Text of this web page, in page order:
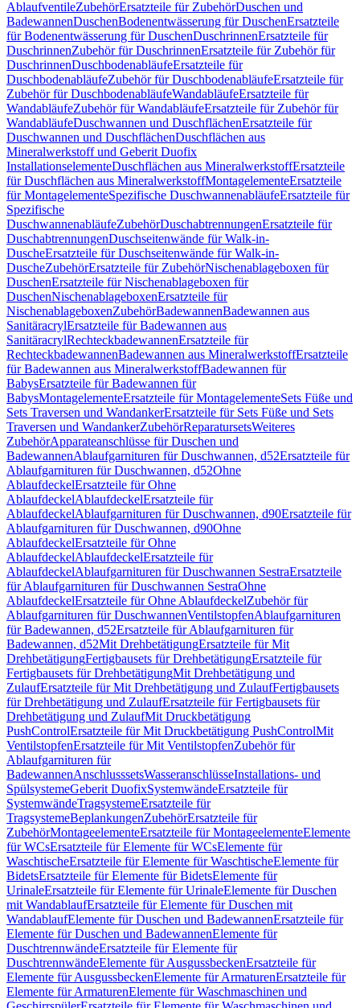
AblaufventileZubehörErsatzteile für ZubehörDuschen und
BadewannenDuschenBodenentwässerung für DuschenErsatzteile
für Bodenentwässerung für DuschenDuschrinnenErsatzteile für
DuschrinnenZubehör für DuschrinnenErsatzteile für Zubehör für
DuschrinnenDuschbodenabläufeErsatzteile für
DuschbodenabläufeZubehör für DuschbodenabläufeErsatzteile für
Zubehör für DuschbodenabläufeWandabläufeErsatzteile für
WandabläufeZubehör für WandabläufeErsatzteile für Zubehör für
WandabläufeDuschwannen und DuschflächenErsatzteile für
Duschwannen und DuschflächenDuschflächen aus
Mineralwerkstoff und Geberit Duofix
InstallationselementeDuschflächen aus MineralwerkstoffErsatzteile
für Duschflächen aus MineralwerkstoffMontagelementeErsatzteile
für MontagelementeSpezifische DuschwannenabläufeErsatzteile für
Spezifische
DuschwannenabläufeZubehörDuschabtrennungenErsatzteile für
DuschabtrennungenDuschseitenwände für Walk-in-
DuscheErsatzteile für Duschseitenwände für Walk-in-
DuscheZubehörErsatzteile für ZubehörNischenablageboxen für
DuschenErsatzteile für Nischenablageboxen für
DuschenNischenablageboxenErsatzteile für
NischenablageboxenZubehörBadewannenBadewannen aus
SanitäracrylErsatzteile für Badewannen aus
SanitäracrylRechteckbadewannenErsatzteile für
RechteckbadewannenBadewannen aus MineralwerkstoffErsatzteile
für Badewannen aus MineralwerkstoffBadewannen für
BabysErsatzteile für Badewannen für
BabysMontagelementeErsatzteile für MontagelementeSets Füße und
Sets Traversen und WandankerErsatzteile für Sets Füße und Sets
Traversen und WandankerZubehörReparatursetsWeiteres
ZubehörApparateanschlüsse für Duschen und
BadewannenAblaufgarnituren für Duschwannen, d52Ersatzteile für
Ablaufgarnituren für Duschwannen, d52Ohne
AblaufdeckelErsatzteile für Ohne
AblaufdeckelAblaufdeckelErsatzteile für
AblaufdeckelAblaufgarnituren für Duschwannen, d90Ersatzteile für
Ablaufgarnituren für Duschwannen, d90Ohne
AblaufdeckelErsatzteile für Ohne
AblaufdeckelAblaufdeckelErsatzteile für
AblaufdeckelAblaufgarnituren für Duschwannen SestraErsatzteile
für Ablaufgarnituren für Duschwannen SestraOhne
AblaufdeckelErsatzteile für Ohne AblaufdeckelZubehör für
Ablaufgarnituren für DuschwannenVentilstopfenAblaufgarnituren
für Badewannen, d52Ersatzteile für Ablaufgarnituren für
Badewannen, d52Mit DrehbetätigungErsatzteile für Mit
DrehbetätigungFertigbausets für DrehbetätigungErsatzteile für
Fertigbausets für DrehbetätigungMit Drehbetätigung und
ZulaufErsatzteile für Mit Drehbetätigung und ZulaufFertigbausets
für Drehbetätigung und ZulaufErsatzteile für Fertigbausets für
Drehbetätigung und ZulaufMit Druckbetätigung
PushControlErsatzteile für Mit Druckbetätigung PushControlMit
VentilstopfenErsatzteile für Mit VentilstopfenZubehör für
Ablaufgarnituren für
BadewannenAnschlusssetsWasseranschlüsseInstallations- und
SpülsystemeGeberit DuofixSystemwändeErsatzteile für
SystemwändeTragsystemeErsatzteile für
TragsystemeBeplankungenZubehörErsatzteile für
ZubehörMontageelementeErsatzteile für MontageelementeElemente
für WCsErsatzteile für Elemente für WCsElemente für
WaschtischeErsatzteile für Elemente für WaschtischeElemente für
BidetsErsatzteile für Elemente für BidetsElemente für
UrinaleErsatzteile für Elemente für UrinaleElemente für Duschen
mit WandablaufErsatzteile für Elemente für Duschen mit
WandablaufElemente für Duschen und BadewannenErsatzteile für
Elemente für Duschen und BadewannenElemente für
DuschtrennwändeErsatzteile für Elemente für
DuschtrennwändeElemente für AusgussbeckenErsatzteile für
Elemente für AusgussbeckenElemente für ArmaturenErsatzteile für
Elemente für ArmaturenElemente für Waschmaschinen und